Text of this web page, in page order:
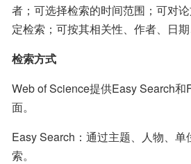
者；可选择检索的时间范围；可对
定检索；可按其相关性、作者、日期
检索方式
Web of Science提供Easy Search和
面。
Easy Search：通过主题、人物、
索。